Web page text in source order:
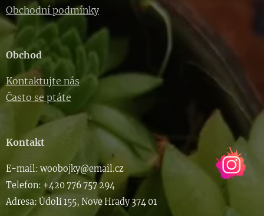
Obchodní podmínky
Obchod
Kontaktujte nás
Často se ptáte
Kontakt
E-mail: woobojky@email.cz
Telefon: +420 776 757 294
Adresa: Údolí 155, Nove Hrady 374 01